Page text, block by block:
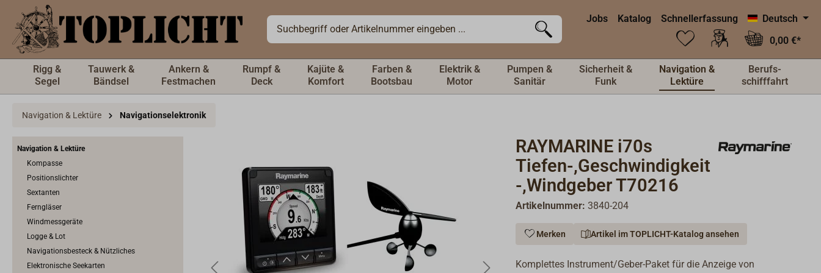
springen Jobs Katalog Schnellerfassung
Deutsch
0,00 €*
Rigg &
Segel
Tauwerk &
Bändsel
Ankern &
Festmachen
Rumpf &
Deck
Kajüte &
Komfort
Farben &
Bootsbau
Elektrik &
Motor
Pumpen &
Sanitär
Sicherheit &
Funk
Navigation &
Lektüre
Berufs-
schifffahrt
Navigation & Lektüre Navigationselektronik
Navigation & Lektüre
Kompasse
Positionslichter
Sextanten
Ferngläser
Windmessgeräte
Logge & Lot
Navigationsbesteck & Nützliches
Elektronische Seekarten
RAYMARINE i70s
Tiefen-,Geschwindigkeit
-,Windgeber T70216
Artikelnummer: 3840-204
Merken Artikel im TOPLICHT-Katalog ansehen
Komplettes Instrument/Geber-Paket für die Anzeige von